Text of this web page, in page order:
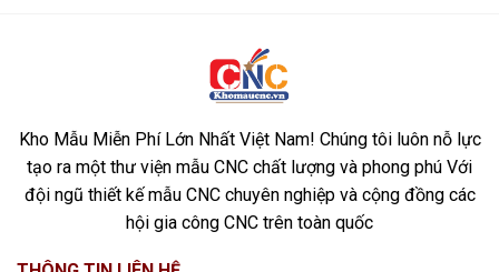
Kho Mẫu Miễn Phí Lớn Nhất Việt Nam! Chúng tôi luôn nỗ lực
tạo ra một thư viện mẫu CNC chất lượng và phong phú Với
đội ngũ thiết kế mẫu CNC chuyên nghiệp và cộng đồng các
hội gia công CNC trên toàn quốc